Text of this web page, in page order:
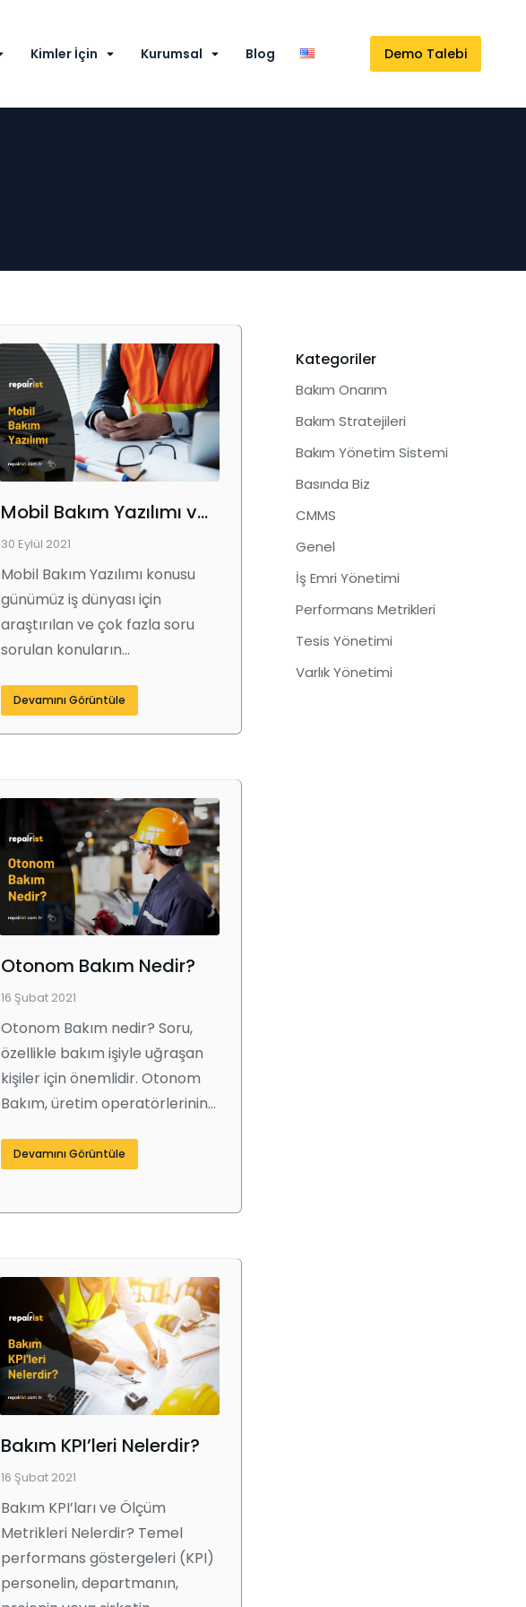
Kimler İçin Kurumsal Blog Demo Talebi
Mobil Bakım Yazılımı ve Verimli İş Akışları Oluşturmadaki Rolü
30 Eylül 2021
Mobil Bakım Yazılımı konusu
günümüz iş dünyası için
araştırılan ve çok fazla soru
sorulan konuların…
Devamını Görüntüle
Otonom Bakım Nedir?
16 Şubat 2021
Otonom Bakım nedir? Soru,
özellikle bakım işiyle uğraşan
kişiler için önemlidir. Otonom
Bakım, üretim operatörlerinin…
Devamını Görüntüle
Bakım KPI’leri Nelerdir?
16 Şubat 2021
Bakım KPI’ları ve Ölçüm
Metrikleri Nelerdir? Temel
performans göstergeleri (KPI)
personelin, departmanın,
Kategoriler
Bakım Onarım
Bakım Stratejileri
Bakım Yönetim Sistemi
Basında Biz
CMMS
Genel
İş Emri Yönetimi
Performans Metrikleri
Tesis Yönetimi
Varlık Yönetimi